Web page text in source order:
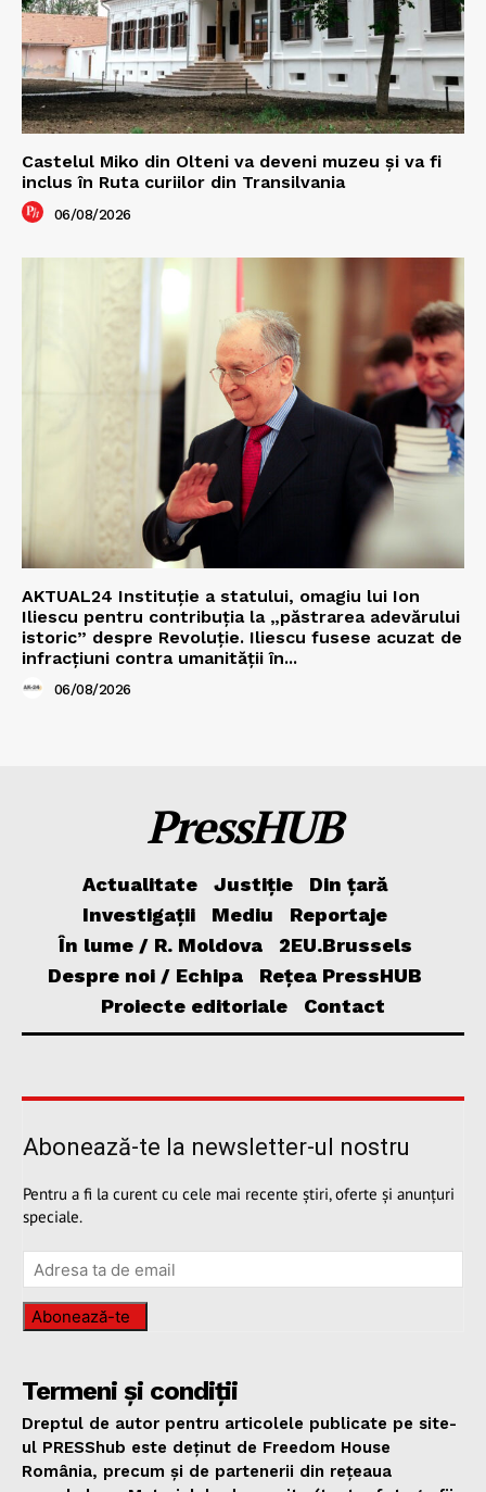
Castelul Miko din Olteni va deveni muzeu şi va fi
inclus în Ruta curiilor din Transilvania
06/08/2026
AKTUAL24 Instituție a statului, omagiu lui Ion
Iliescu pentru contribuția la „păstrarea adevărului
istoric” despre Revoluție. Iliescu fusese acuzat de
infracțiuni contra umanității în...
06/08/2026
PressHUB
Actualitate Justiție
Din țară
Investigații
Mediu
Reportaje
În lume / R. Moldova
2EU.Brussels
Despre noi / Echipa
Rețea PressHUB
Proiecte editoriale
Contact
Abonează-te la newsletter-ul nostru
Pentru a fi la curent cu cele mai recente știri, oferte și anunțuri
speciale.
Abonează-te
Termeni și condiții
Dreptul de autor pentru articolele publicate pe site-
ul PRESShub este deținut de Freedom House
România, precum și de partenerii din rețeaua